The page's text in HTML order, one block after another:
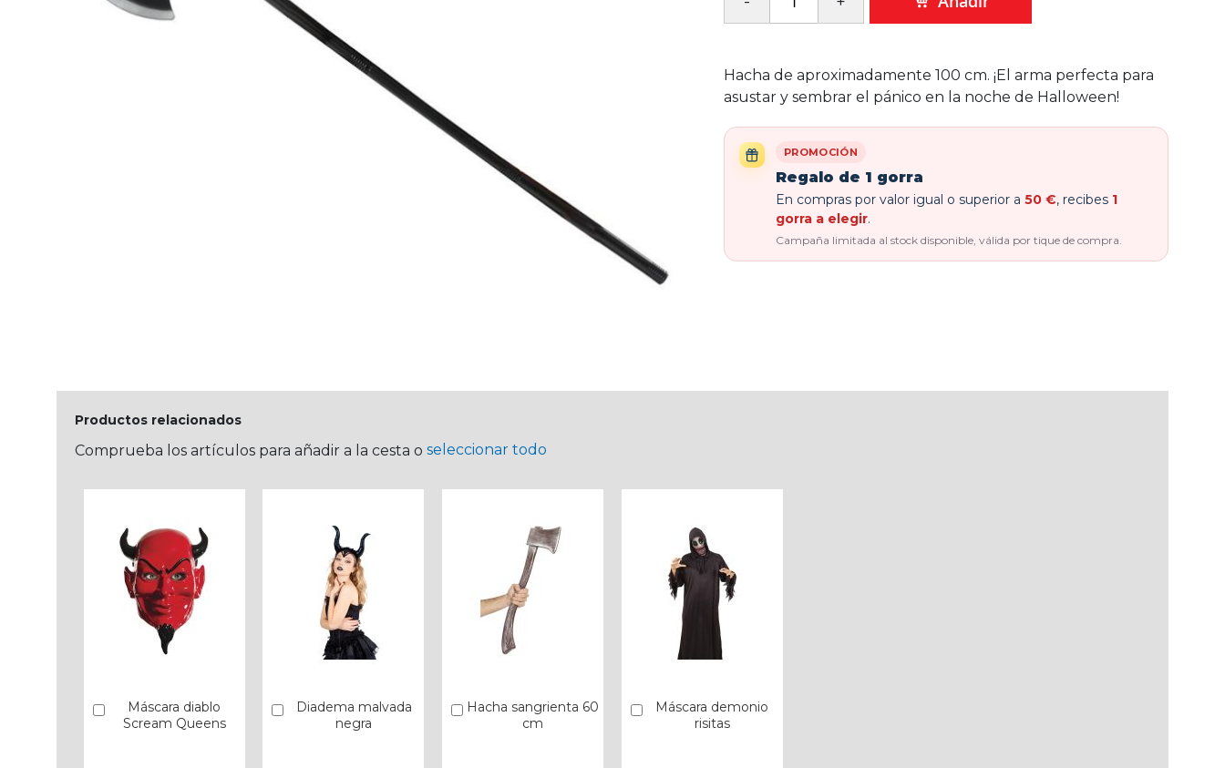
Hacha de aproximadamente 100 cm. ¡El arma perfecta para
asustar y sembrar el pánico en la noche de Halloween!
PROMOCIÓN
Regalo de 1 gorra
En compras por valor igual o superior a 50 €, recibes 1
gorra a elegir.
Campaña limitada al stock disponible, válida por tique de compra.
Productos relacionados
Comprueba los artículos para añadir a la cesta o seleccionar todo
Máscara diablo
Scream Queens
Añadir
Diadema malvada
negra
Añadir
Hacha sangrienta 60
cm
Añadir
Máscara demonio
risitas
Añadir